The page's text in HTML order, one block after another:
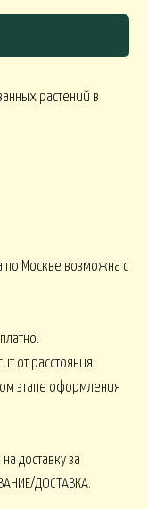
растений в
по Москве возможна с
от расстояния.
этапе оформления
доставку за
ДОСТАВКА.